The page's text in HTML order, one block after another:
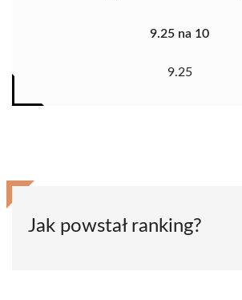
9.25 na 10
9.25
Jak powstał ranking?